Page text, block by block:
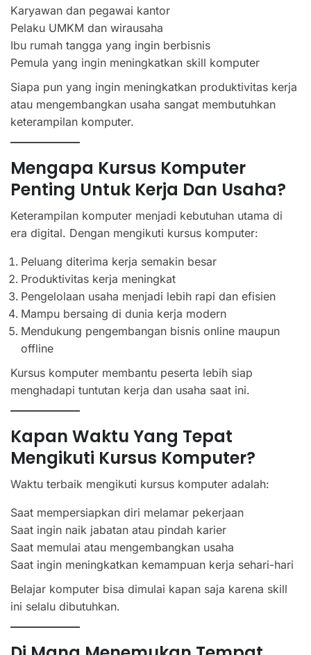
Karyawan dan pegawai kantor
Pelaku UMKM dan wirausaha
Ibu rumah tangga yang ingin berbisnis
Pemula yang ingin meningkatkan skill komputer
Siapa pun yang ingin meningkatkan produktivitas kerja
atau mengembangkan usaha sangat membutuhkan
keterampilan komputer.
Mengapa Kursus Komputer
Penting Untuk Kerja Dan Usaha?
Keterampilan komputer menjadi kebutuhan utama di
era digital. Dengan mengikuti kursus komputer:
Peluang diterima kerja semakin besar
Produktivitas kerja meningkat
Pengelolaan usaha menjadi lebih rapi dan efisien
Mampu bersaing di dunia kerja modern
Mendukung pengembangan bisnis online maupun
offline
Kursus komputer membantu peserta lebih siap
menghadapi tuntutan kerja dan usaha saat ini.
Kapan Waktu Yang Tepat
Mengikuti Kursus Komputer?
Waktu terbaik mengikuti kursus komputer adalah:
Saat mempersiapkan diri melamar pekerjaan
Saat ingin naik jabatan atau pindah karier
Saat memulai atau mengembangkan usaha
Saat ingin meningkatkan kemampuan kerja sehari-hari
Belajar komputer bisa dimulai kapan saja karena skill
ini selalu dibutuhkan.